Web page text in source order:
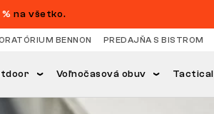
na všetko.
BENNON PREDAJŇA S BISTROM
Voľnočasová obuv Tactical